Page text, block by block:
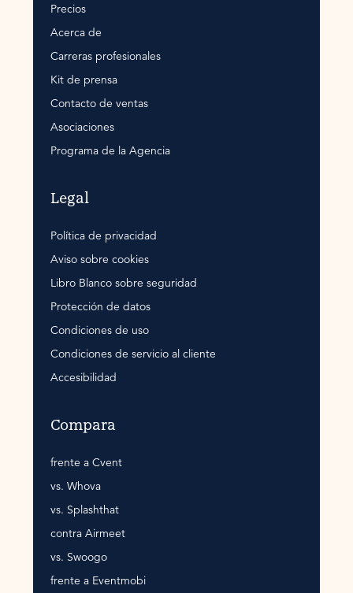
Precios
Acerca de
Carreras profesionales
Kit de prensa
Contacto de ventas
Asociaciones
Programa de la Agencia
Legal
Política de privacidad
Aviso sobre cookies
Libro Blanco sobre seguridad
Protección de datos
Condiciones de uso
Condiciones de servicio al cliente
Accesibilidad
Compara
frente a Cvent
vs. Whova
vs. Splashthat
contra Airmeet
vs. Swoogo
frente a Eventmobi